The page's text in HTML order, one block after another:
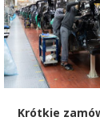
Krótkie